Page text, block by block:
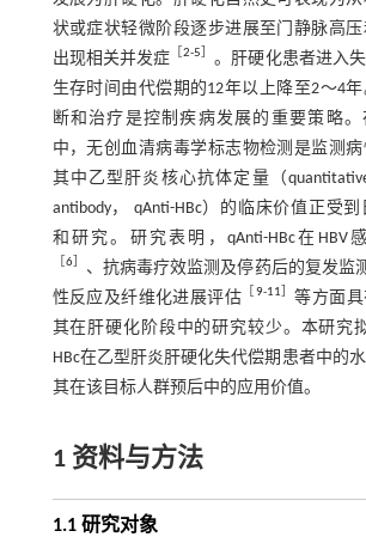
状或症状轻微阶段逐步进展至门静脉高压
出现相关并发症 ［2-5］ 。肝硬化患者进入
生存时间由代偿期的12年以上降至2～4
断和治疗是控制疾病发展的重要策略。
中，无创血清病毒学标志物检测是监测病
其中乙型肝炎核心抗体定量（
antibody， qAnti-HBc）的临床价值正受
和研究。研究表明，qAnti-HBc在HBV
［6］ 、抗病毒疗效监测及停药后的复发监
性反应及纤维化进展评估 ［9-11］等方面
其在肝硬化阶段中的研究较少。本研究
HBc在乙型肝炎肝硬化失代偿期患者中的
其在该目标人群预后中的应用价值。
1 资料与方法
1.1 研究对象